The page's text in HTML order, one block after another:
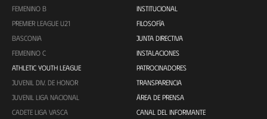
FEMENINO B
PREMIER LEAGUE U21
BASCONIA
FEMENINO C
ATHLETIC YOUTH LEAGUE
JUVENIL DIV. DE HONOR
JUVENIL LIGA NACIONAL
CADETE LIGA VASCA
INSTITUCIONAL
FILOSOFÍA
JUNTA DIRECTIVA
INSTALACIONES
PATROCINADORES
TRANSPARENCIA
ÁREA DE PRENSA
CANAL DEL INFORMANTE